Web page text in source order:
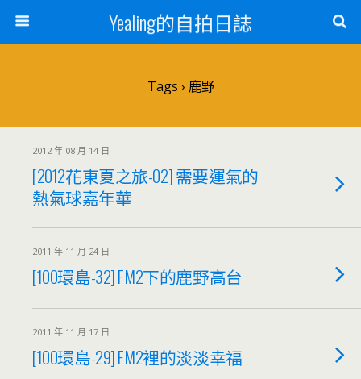
Yealing的自拍日誌
Tags › 鹿野
2012 年 08 月 14 日
[2012花東夏之旅-02] 需要運氣的
熱氣球嘉年華
2011 年 11 月 24 日
[100環島-32] FM2下的鹿野高台
2011 年 11 月 17 日
[100環島-29] FM2裡的淡淡幸福